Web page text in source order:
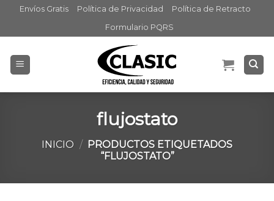
content
Envíos Gratis Política de Privacidad
Política de Retracto
Formulario PQRS
flujostato
INICIO /
PRODUCTOS ETIQUETADOS
“FLUJOSTATO”